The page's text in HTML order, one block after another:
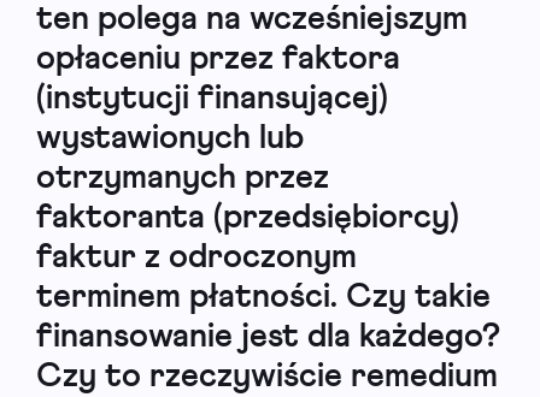
ten polega na wcześniejszym
opłaceniu przez faktora
(instytucji finansującej)
wystawionych lub
otrzymanych przez
faktoranta (przedsiębiorcy)
faktur z odroczonym
terminem płatności. Czy takie
finansowanie jest dla każdego?
Czy to rzeczywiście remedium